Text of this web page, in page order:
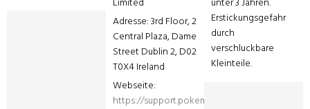
Adresse: 3rd Floor, 2
Central Plaza, Dame
Street Dublin 2, D02
T0X4 Ireland
https://support.pokemon.com/hc/de
Erstickungsgefahr
durch
verschluckbare
Kleinteile.